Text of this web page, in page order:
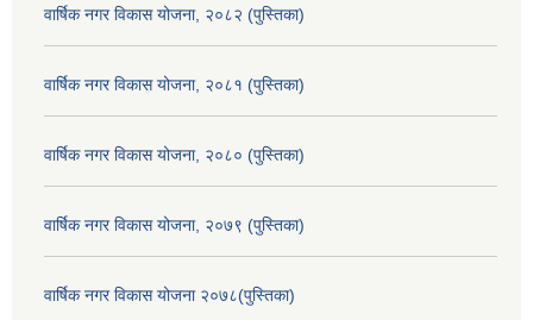
वार्षिक नगर विकास योजना, २०८२ (पुस्तिका)
वार्षिक नगर विकास योजना, २०८१ (पुस्तिका)
वार्षिक नगर विकास योजना, २०८० (पुस्तिका)
वार्षिक नगर विकास योजना, २०७९ (पुस्तिका)
वार्षिक नगर विकास योजना २०७८(पुस्तिका)